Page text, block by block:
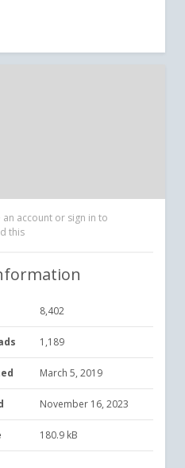
an account or sign in to
this
8,402
1,189
March 5, 2019
November 16, 2023
180.9 kB